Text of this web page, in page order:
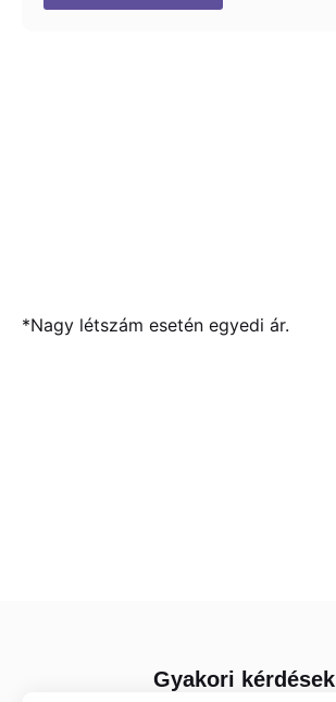
*Nagy létszám esetén egyedi ár.
Gyakori kérdések